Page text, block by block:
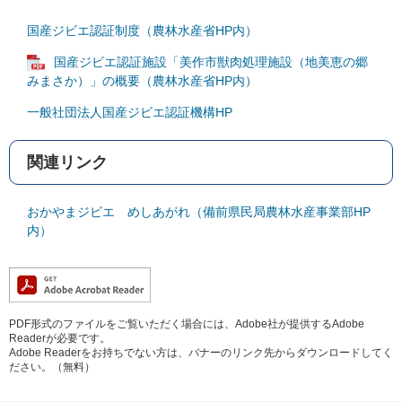
国産ジビエ認証制度（農林水産省HP内）
国産ジビエ認証施設「美作市獣肉処理施設（地美恵の郷
みまさか）」の概要（農林水産省HP内）
一般社団法人国産ジビエ認証機構HP
関連リンク
おかやまジビエ めしあがれ（備前県民局農林水産事業部HP
内）
PDF形式のファイルをご覧いただく場合には、Adobe社が提供するAdobe
Readerが必要です。
Adobe Readerをお持ちでない方は、バナーのリンク先からダウンロードしてく
ださい。（無料）